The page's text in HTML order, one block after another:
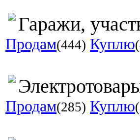
Гаражи,
Продам(444) Куплю
Продам(285) Куплю